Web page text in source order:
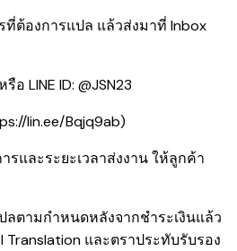
ที่ต้องการแปล แล้วส่งมาที่ Inbox
อ LINE ID: @JSN23
lin.ee/Bqjq9ab)
รและระยะเวลาส่งงาน ให้ลูกค้า
ลตามกำหนดหลังจากชำระเงินแล้ว
Translation และตราประทับรับรอง